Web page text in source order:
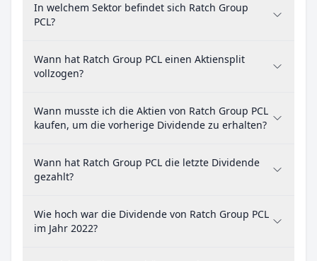
In welchem Sektor befindet sich Ratch Group
PCL?
Wann hat Ratch Group PCL einen Aktiensplit
vollzogen?
Wann musste ich die Aktien von Ratch Group PCL
kaufen, um die vorherige Dividende zu erhalten?
Wann hat Ratch Group PCL die letzte Dividende
gezahlt?
Wie hoch war die Dividende von Ratch Group PCL
im Jahr 2022?